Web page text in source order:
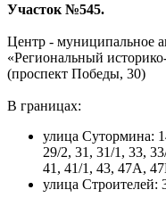
Участок №545.
Центр - муниципальное
«Региональный
(проспект Победы, 30)
В границах:
улица Сутормина:
29/2, 31, 31/1, 33,
41, 41/1, 43, 47А,
улица Строителей: